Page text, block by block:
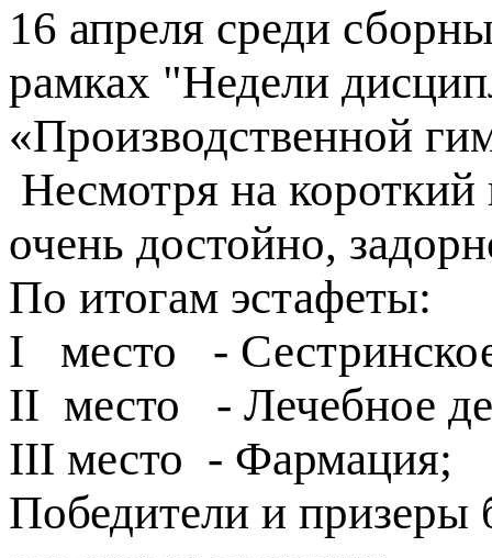
16 апреля среди
рамках "Недели
«Производственной
Несмотря на
очень достойно,
По итогам эстафеты:
I место -
II место - Лечебное
III место - Фармация;
Победители и